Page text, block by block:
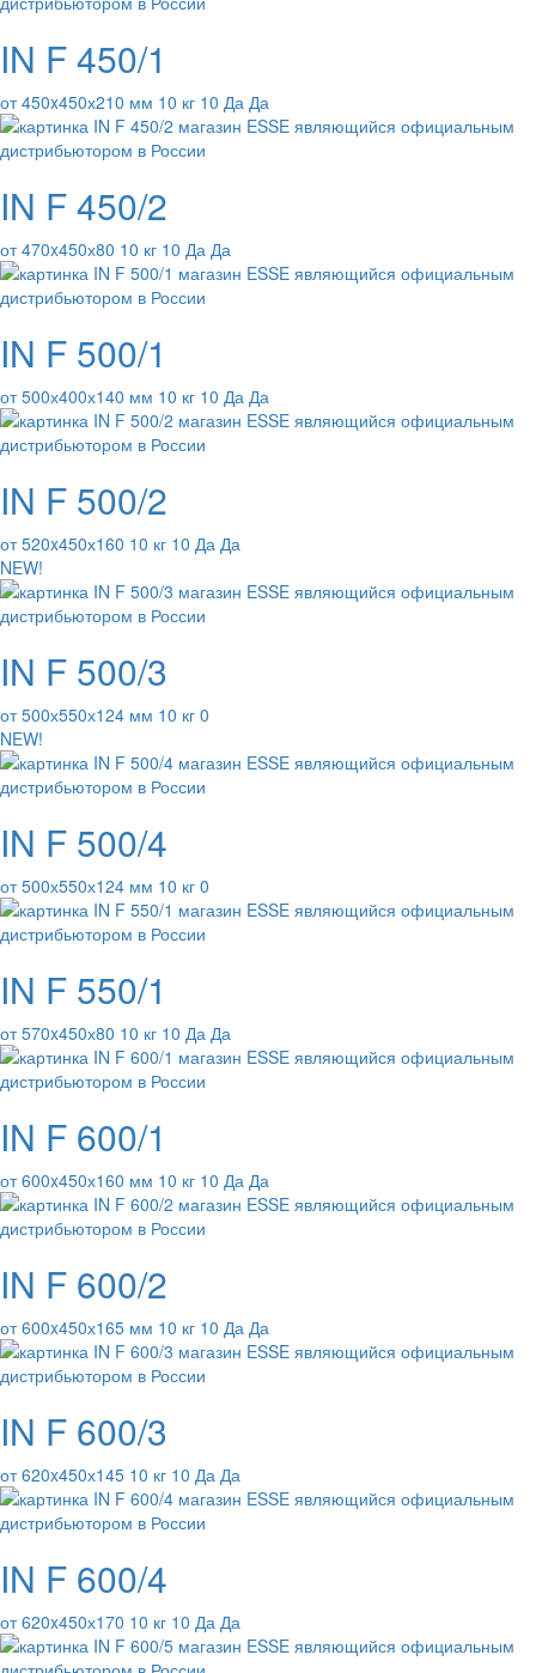
IN F 450/1
от 450x450х210 мм 10 кг 10 Да Да
IN F 450/2
от 470x450х80 10 кг 10 Да Да
IN F 500/1
от 500х400х140 мм 10 кг 10 Да Да
IN F 500/2
от 520x450х160 10 кг 10 Да Да
NEW!
IN F 500/3
от 500х550х124 мм 10 кг 0
NEW!
IN F 500/4
от 500х550х124 мм 10 кг 0
IN F 550/1
от 570x450х80 10 кг 10 Да Да
IN F 600/1
от 600x450х160 мм 10 кг 10 Да Да
IN F 600/2
от 600x450х165 мм 10 кг 10 Да Да
IN F 600/3
от 620x450х145 10 кг 10 Да Да
IN F 600/4
от 620x450х170 10 кг 10 Да Да